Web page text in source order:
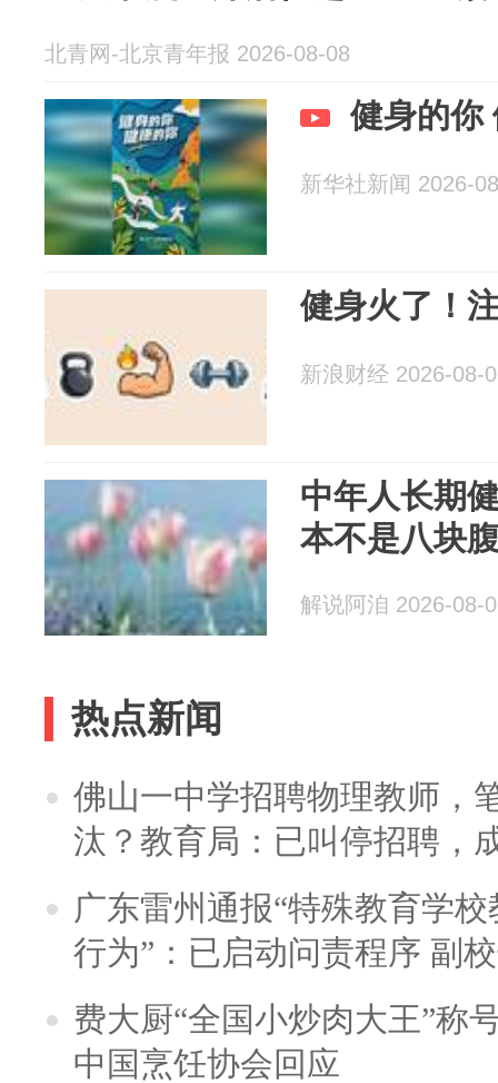
北青网-北京青年报 2026-08-08
健身的你
新华社新闻 2026-
健身火了！
新浪财经 2026-08-
中年人长期
本不是八块
解说阿洎 2026-08-
热点新闻
佛山一中学招聘物理教师，
汰？教育局：已叫停招聘，
广东雷州通报“特殊教育学
行为”：已启动问责程序 副
费大厨“全国小炒肉大王”称
中国烹饪协会回应